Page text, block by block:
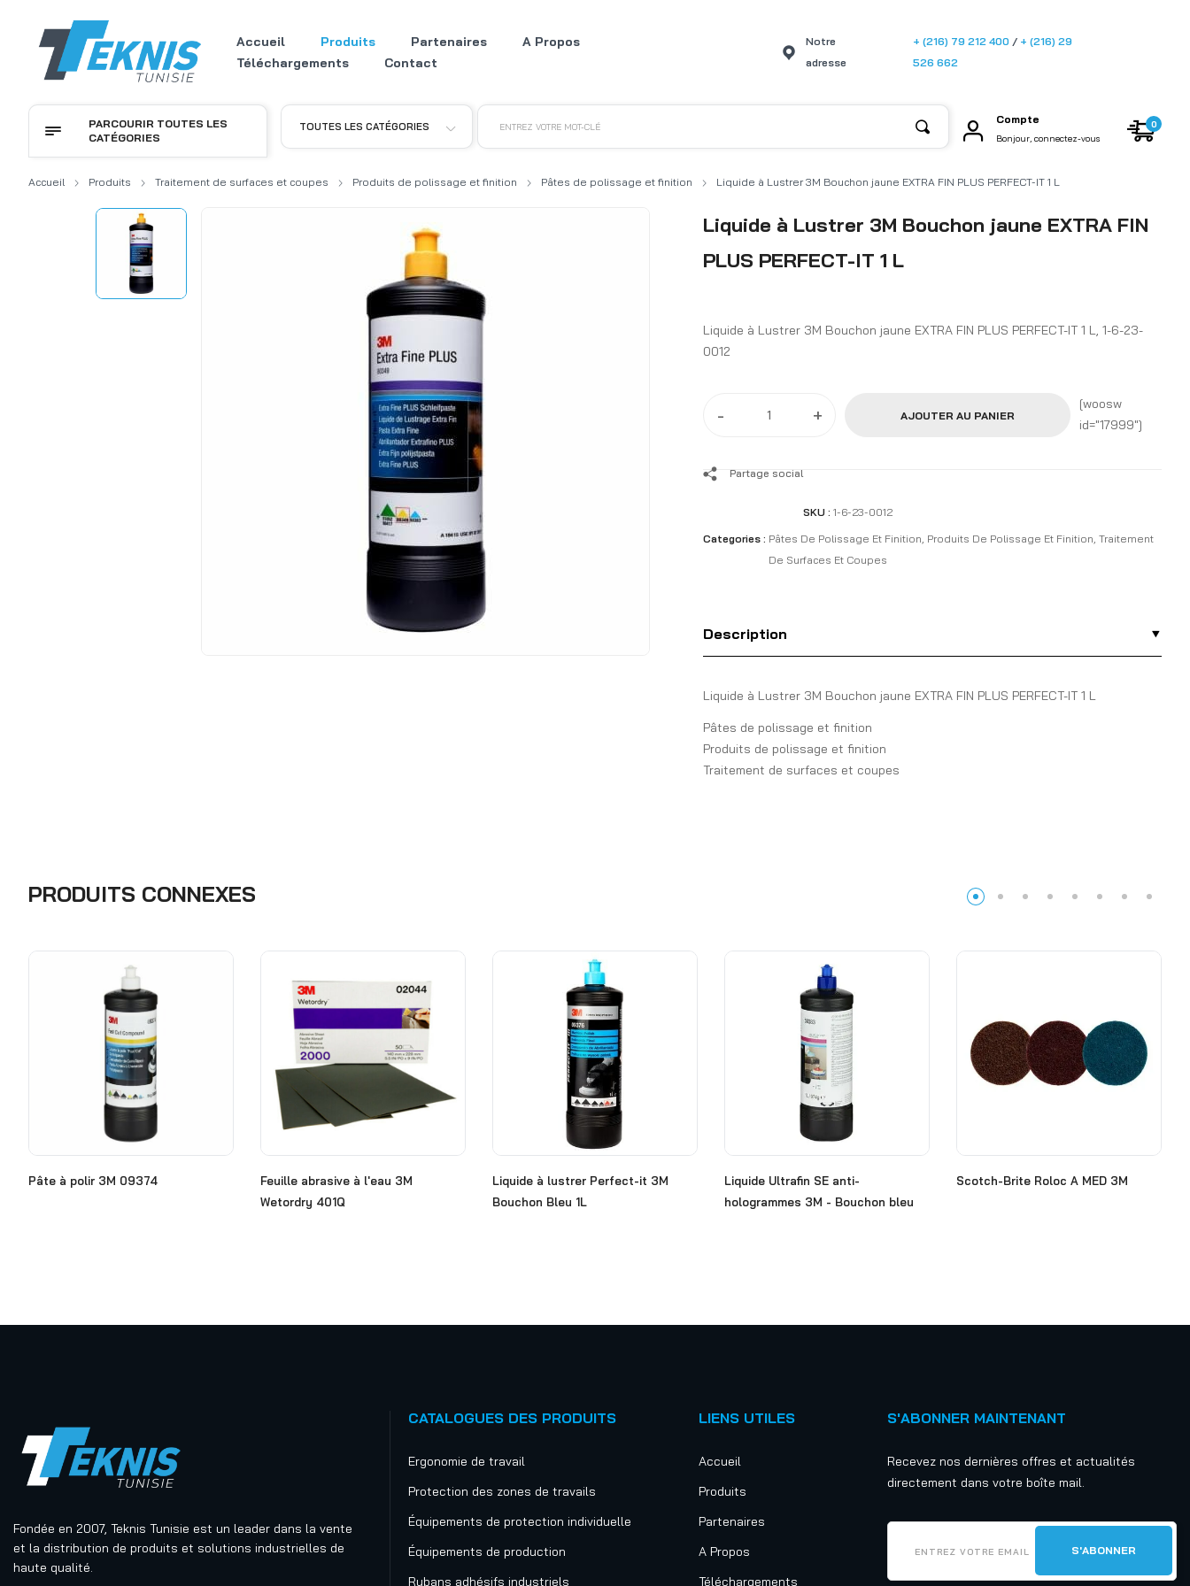
Accueil Produits Partenaires
A Propos
Téléchargements
Contact
Notre
adresse
+ (216) 79 212 400 / + (216) 29
526 662
TOUTES LES CATÉGORIES ENTREZ VOTRE MOT-CLÉ
Compte
Bonjour, connectez-vous
0
PARCOURIR TOUTES LES
CATÉGORIES
Accueil Produits Traitement de surfaces et coupes Produits de polissage et finition Pâtes de polissage et finition Liquide à Lustrer 3M Bouchon jaune EXTRA FIN PLUS PERFECT-IT 1 L
Liquide à Lustrer 3M Bouchon jaune EXTRA FIN
PLUS PERFECT-IT 1 L
Liquide à Lustrer 3M Bouchon jaune EXTRA FIN PLUS PERFECT-IT 1 L, 1-6-23-
0012
- + AJOUTER AU PANIER
[woosw
id="17999"]
Partage social
SKU : 1-6-23-0012
Categories : Pâtes De Polissage Et Finition, Produits De Polissage Et Finition, Traitement
De Surfaces Et Coupes
Description
Liquide à Lustrer 3M Bouchon jaune EXTRA FIN PLUS PERFECT-IT 1 L
Pâtes de polissage et finition
Produits de polissage et finition
Traitement de surfaces et coupes
PRODUITS CONNEXES
Pâte à polir 3M 09374
Feuille abrasive à l'eau 3M
Wetordry 401Q
Liquide à lustrer Perfect-it 3M
Bouchon Bleu 1L
Liquide Ultrafin SE anti-
hologrammes 3M - Bouchon bleu
Scotch-Brite Roloc A MED 3M
Fondée en 2007, Teknis Tunisie est un leader dans la vente
et la distribution de produits et solutions industrielles de
haute qualité.
CATALOGUES DES PRODUITS
Ergonomie de travail
Protection des zones de travails
Équipements de protection individuelle
Équipements de production
Rubans adhésifs industriels
LIENS UTILES
Accueil
Produits
Partenaires
A Propos
Téléchargements
S'ABONNER MAINTENANT
Recevez nos dernières offres et actualités
directement dans votre boîte mail.